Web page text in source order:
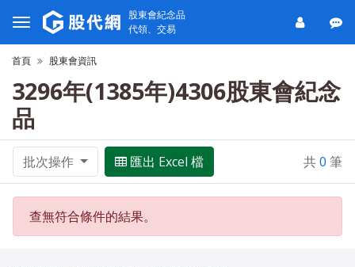
股東會紀念品
代領、交易
首頁 股東會資訊
3296年(1385年)4306股東會紀念
品
批次操作 匯出 Excel 檔 共0 筆
查無符合條件的結果。